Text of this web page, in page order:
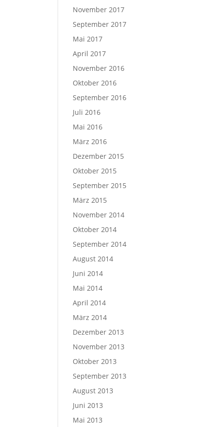
November 2017
September 2017
Mai 2017
April 2017
November 2016
Oktober 2016
September 2016
Juli 2016
Mai 2016
März 2016
Dezember 2015
Oktober 2015
September 2015
März 2015
November 2014
Oktober 2014
September 2014
August 2014
Juni 2014
Mai 2014
April 2014
März 2014
Dezember 2013
November 2013
Oktober 2013
September 2013
August 2013
Juni 2013
Mai 2013